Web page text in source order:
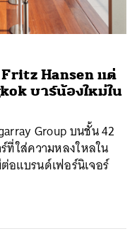
Fritz Hansen แต่
บาร์น้องใหม่ใน
Group บนชั้น 42
ร์ที่ใส่ความหลงใหลใน
อแบรนด์เฟอร์นิเจอร์